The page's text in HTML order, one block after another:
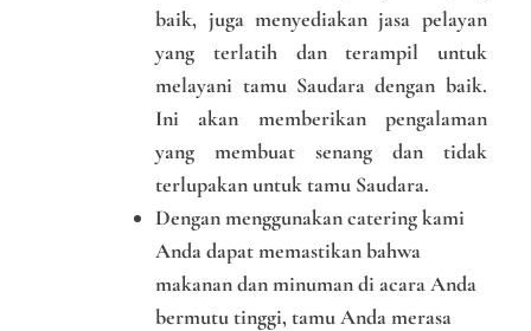
baik, juga menyediakan jasa pelayan
yang terlatih dan terampil untuk
melayani tamu Saudara dengan baik.
Ini akan memberikan pengalaman
yang membuat senang dan tidak
terlupakan untuk tamu Saudara.
Dengan menggunakan catering kami
Anda dapat memastikan bahwa
makanan dan minuman di acara Anda
bermutu tinggi, tamu Anda merasa